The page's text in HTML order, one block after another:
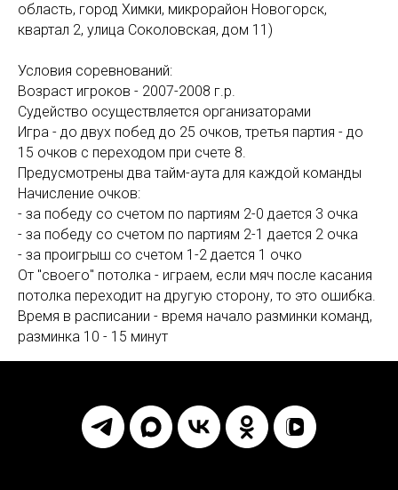
область, город Химки, микрорайон Новогорск,
квартал 2, улица Соколовская, дом 11)
Условия соревнований:
Возраст игроков - 2007-2008 г.р.
Судейство осуществляется организаторами
Игра - до двух побед до 25 очков, третья партия - до
15 очков с переходом при счете 8.
Предусмотрены два тайм-аута для каждой команды
Начисление очков:
- за победу со счетом по партиям 2-0 дается 3 очка
- за победу со счетом по партиям 2-1 дается 2 очка
- за проигрыш со счетом 1-2 дается 1 очко
От "своего" потолка - играем, если мяч после касания
потолка переходит на другую сторону, то это ошибка.
Время в расписании - время начало разминки команд,
разминка 10 - 15 минут